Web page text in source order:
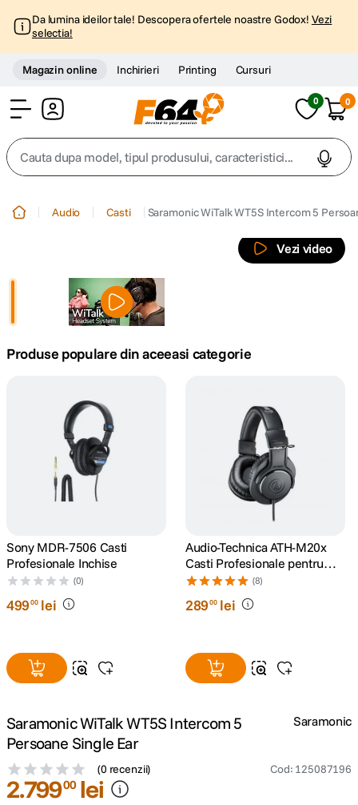
Da lumina ideilor tale! Descopera ofertele noastre Godox! Vezi
selectia!
Magazin online Inchirieri Printing Cursuri
0 0
Cauta dupa model, tipul produsului, caracteristici...
trepied
trepied telefon
4. peak design
lavaliera
card memorie
9. insta 360
10 . godox
Audio Casti Saramonic WiTalk WT5S Intercom 5
Vezi video
Produse populare din aceeasi categorie
Sony MDR-7506 Casti
Profesionale Inchise
(0)
49900 lei
Audio-Technica ATH-M20x
Casti Profesionale pentru
Studio
(8)
28900 lei
Saramonic WiTalk WT5S Intercom 5
Persoane Single Ear
(0 recenzii) Cod: 125087196
Saramonic
2.79900 lei